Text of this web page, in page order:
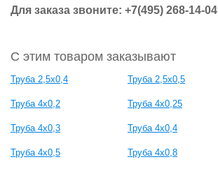
Для заказа звоните: +7(495) 268-14-04
С этим товаром заказывают
Труба 2,5х0,4 Труба 2,5х0,5
Труба 4х0,2 Труба 4х0,25
Труба 4х0,3 Труба 4х0,4
Труба 4х0,5 Труба 4х0,8